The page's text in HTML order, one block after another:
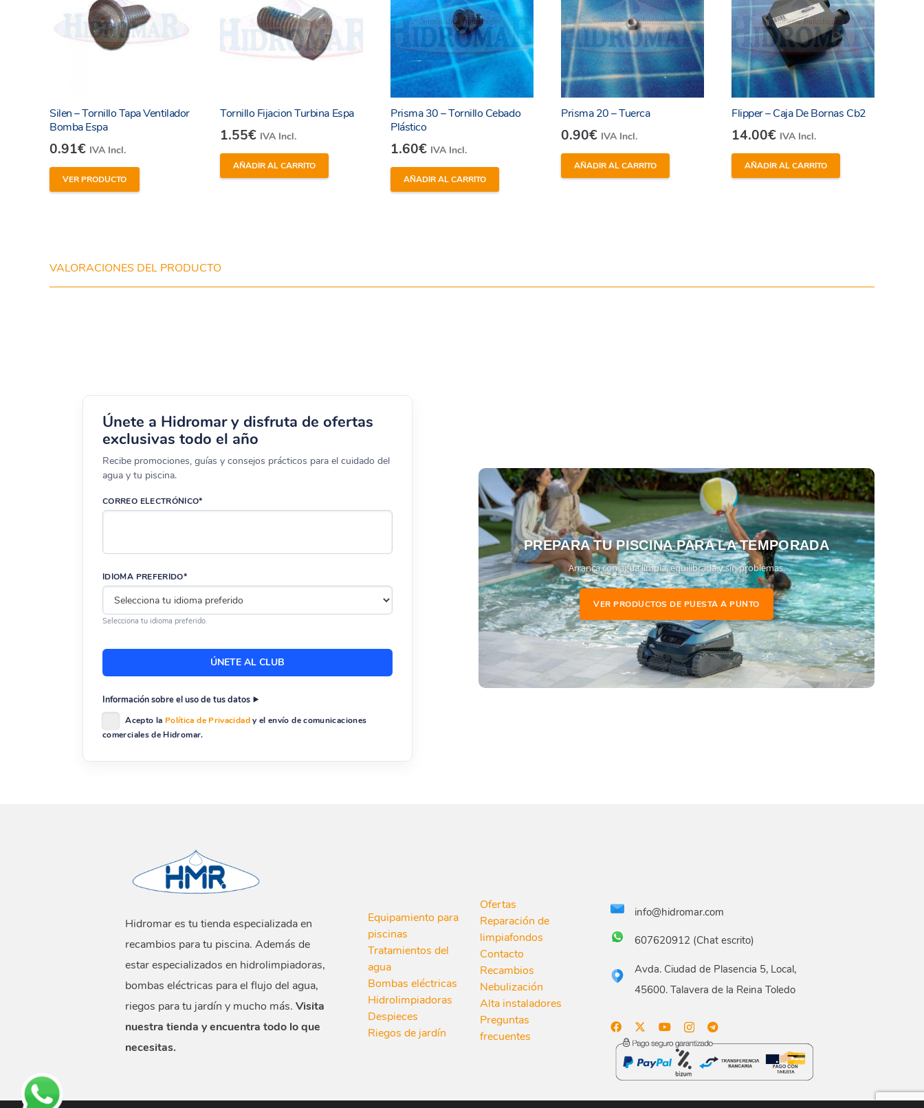
Silen – Tornillo Tapa Ventilador
Bomba Espa
0.91€ IVA Incl.
VER PRODUCTO
Tornillo Fijacion Turbina Espa
1.55€ IVA Incl.
AÑADIR AL CARRITO
Prisma 30 – Tornillo Cebado
Plástico
1.60€ IVA Incl.
AÑADIR AL CARRITO
Prisma 20 – Tuerca
0.90€ IVA Incl.
AÑADIR AL CARRITO
Flipper – Caja De Bornas Cb2
14.00€ IVA Incl.
AÑADIR AL CARRITO
VALORACIONES DEL PRODUCTO
Únete a Hidromar y disfruta de ofertas
exclusivas todo el año
Recibe promociones, guías y consejos prácticos para el cuidado del
agua y tu piscina.
CORREO ELECTRÓNICO*
IDIOMA PREFERIDO*
Selecciona tu idioma preferido.
Información sobre el uso de tus datos
Acepto la Política de Privacidady el envío de comunicaciones
comerciales de Hidromar.
PREPARA TU PISCINA PARA LA TEMPORADA
Arranca con agua limpia, equilibrada y sin problemas.
VER PRODUCTOS DE PUESTA A PUNTO
Hidromar es tu tienda especializada en
recambios para tu piscina. Además de
estar especializados en hidrolimpiadoras,
bombas eléctricas para el flujo del agua,
riegos para tu jardín y mucho más. Visita
nuestra tienda y encuentra todo lo que
necesitas.
Equipamiento para
piscinas
Tratamientos del
agua
Bombas eléctricas
Hidrolimpiadoras
Despieces
Riegos de jardín
Ofertas
Reparación de
limpiafondos
Contacto
Recambios
Nebulización
Alta instaladores
Preguntas
frecuentes
info@hidromar.com
607620912 (Chat escrito)
Avda. Ciudad de Plasencia 5, Local,
45600. Talavera de la Reina Toledo